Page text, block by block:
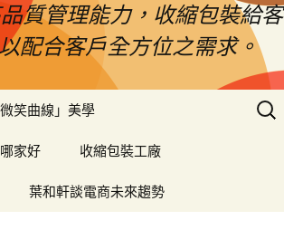
質管理能力，收縮包裝給客
配合客戶全方位之需求。
笑曲線」美學
家好 收縮包裝工廠
葉和軒談電商未來趨勢
搜
尋